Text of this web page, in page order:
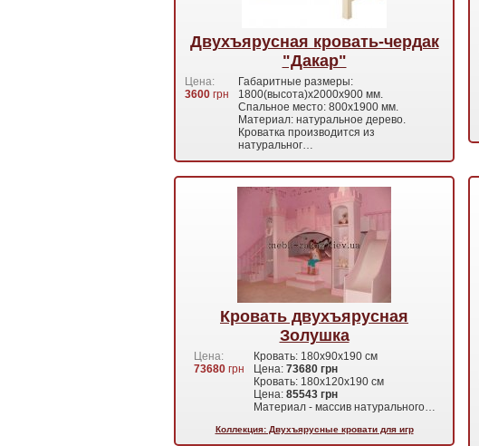
Двухъярусная кровать-чердак
"Дакар"
Цена:
3600 грн
Габаритные размеры:
1800(высота)х2000х900 мм.
Спальное место: 800х1900 мм.
Материал: натуральное дерево.
Кроватка производится из
натуральног…
Кровать двухъярусная
Золушка
Цена:
73680грн
Кровать: 180х90х190 см
Цена: 73680 грн
Кровать: 180х120х190 см
Цена: 85543 грн
Материал - массив натурального…
Коллекция: Двухъярусные кровати для игр